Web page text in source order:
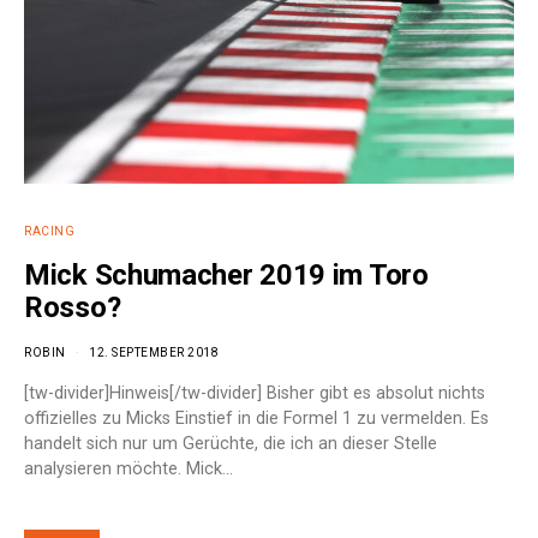
RACING
Mick Schumacher 2019 im Toro
Rosso?
ROBIN 12. SEPTEMBER 2018
[tw-divider]Hinweis[/tw-divider] Bisher gibt es absolut nichts
offizielles zu Micks Einstief in die Formel 1 zu vermelden. Es
handelt sich nur um Gerüchte, die ich an dieser Stelle
analysieren möchte. Mick…